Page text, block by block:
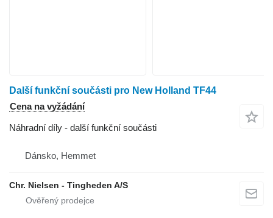
Další funkční součásti pro New Holland TF44
Cena na vyžádání
Náhradní díly - další funkční součásti
Dánsko, Hemmet
Chr. Nielsen - Tingheden A/S